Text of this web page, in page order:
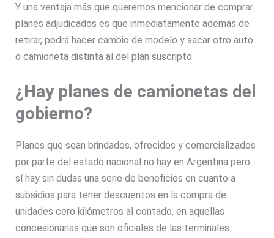
Y una ventaja más que queremos mencionar de comprar
planes adjudicados es que inmediatamente además de
retirar, podrá hacer cambio de modelo y sacar otro auto
o camioneta distinta al del plan suscripto.
¿Hay planes de camionetas del
gobierno?
Planes que sean brindados, ofrecidos y comercializados
por parte del estado nacional no hay en Argentina pero
sí hay sin dudas una serie de beneficios en cuanto a
subsidios para tener descuentos en la compra de
unidades cero kilómetros al contado, en aquellas
concesionarias que son oficiales de las terminales